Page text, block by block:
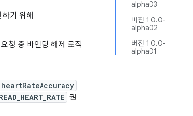
alpha03
버전 1.0.0-
alpha02
버전 1.0.0-
alpha01
기 위해
청 중 바인딩 해제 로직
권